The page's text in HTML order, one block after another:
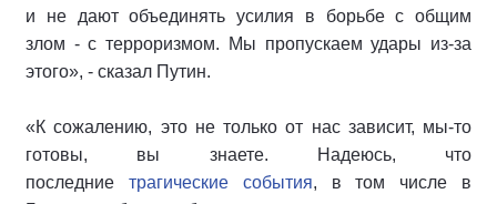
и не дают объединять усилия в борьбе с общим
злом - с терроризмом. Мы пропускаем удары из-за
этого», - сказал Путин.
«К сожалению, это не только от нас зависит, мы-то
готовы, вы знаете. Надеюсь, что
последние трагические события, в том числе в